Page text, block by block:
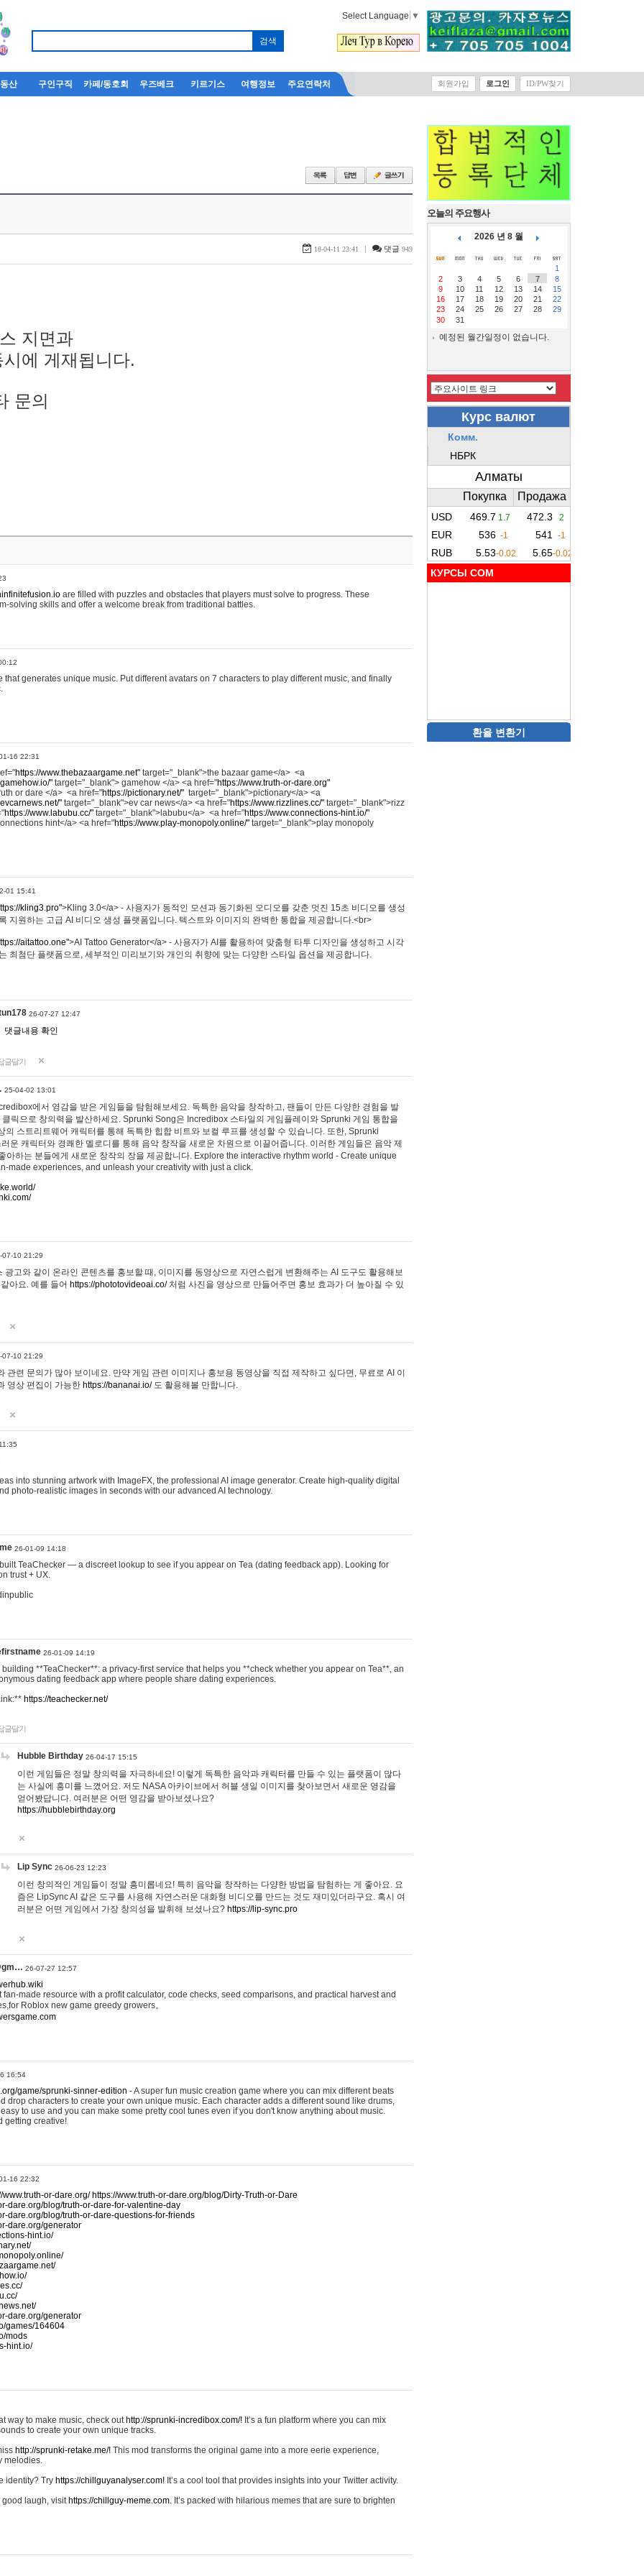
Select Language ▼
산 구인구직 카페/동호회 우즈베크 키르기스 여행정보 주요연락처 회원가입 로그인 ID/PW찾기
18-04-11 23:41 | 댓글 949
지면과
에 게재됩니다.
문의
are filled with puzzles and obstacles that players must solve to progress. These
solving skills and offer a welcome break from traditional battles.
that generates unique music. Put different avatars on 7 characters to play different music, and finally
16 22:31
https://www.thebazaargame.net" target="_blank">the bazaar game</a> <a
" target="_blank"> gamehow </a> <a href="https://www.truth-or-dare.org"
or dare </a> <a href="https://pictionary.net/" target="_blank">pictionary</a> <a
" target="_blank">ev car news</a> <a href="https://www.rizzlines.cc/" target="_blank">rizz
https://www.labubu.cc/" target="_blank">labubu</a> <a href="https://www.connections-hint.io/"
hint</a> <a href="https://www.play-monopoly.online/" target="_blank">play monopoly
01 15:41
kling3.pro">Kling 3.0</a> - 사용자가 동적인 모션과 동기화된 오디오를 갖춘 멋진 15초 비디오를 생성
지원하는 고급 AI 비디오 생성 플랫폼입니다. 텍스트와 이미지의 완벽한 통합을 제공합니다.<br>
aitattoo.one">AI Tattoo Generator</a> - 사용자가 AI를 활용하여 맞춤형 타투 디자인을 생성하고 시각
최첨단 플랫폼으로, 세부적인 미리보기와 개인의 취향에 맞는 다양한 스타일 옵션을 제공합니다.
26-07-27 12:47
댓글내용 확인
글달기
25-04-02 13:01
에서 영감을 받은 게임들을 탐험해보세요. 독특한 음악을 창작하고, 팬들이 만든 다양한 경험을 발
클릭으로 창의력을 발산하세요. Sprunki Song은 Incredibox 스타일의 게임플레이와 Sprunki 게임 통합을
의 스트리트웨어 캐릭터를 통해 독특한 힙합 비트와 보컬 루프를 생성할 수 있습니다. 또한, Sprunki
운 캐릭터와 경쾌한 멜로디를 통해 음악 창작을 새로운 차원으로 이끌어줍니다. 이러한 게임들은 음악 제
아하는 분들에게 새로운 창작의 장을 제공합니다. Explore the interactive rhythm world - Create unique
made experiences, and unleash your creativity with just a click.
07-10 21:29
광고와 같이 온라인 콘텐츠를 홍보할 때, 이미지를 동영상으로 자연스럽게 변환해주는 AI 도구도 활용해보
아요. 예를 들어 https://phototovideoai.co/처럼 사진을 영상으로 만들어주면 홍보 효과가 더 높아질 수 있
07-10 21:29
관련 문의가 많아 보이네요. 만약 게임 관련 이미지나 홍보용 동영상을 직접 제작하고 싶다면, 무료로 AI 이
영상 편집이 가능한 https://bananai.io/도 활용해볼 만합니다.
into stunning artwork with ImageFX, the professional AI image generator. Create high-quality digital
photo-realistic images in seconds with our advanced AI technology.
26-01-09 14:18
TeaChecker — a discreet lookup to see if you appear on Tea (dating feedback app). Looking for
trust + UX.
26-01-09 14:19
building **TeaChecker**: a privacy-first service that helps you **check whether you appear on Tea**, an
dating feedback app where people share dating experiences.
https://teachecker.net/
글달기
Hubble Birthday 26-04-17 15:15
이런 게임들은 정말 창의력을 자극하네요! 이렇게 독특한 음악과 캐릭터를 만들 수 있는 플랫폼이 많다
는 사실에 흥미를 느꼈어요. 저도 NASA 아카이브에서 허블 생일 이미지를 찾아보면서 새로운 영감을
얻어봤답니다. 여러분은 어떤 영감을 받아보셨나요?
https://hubblebirthday.org
Lip Sync 26-06-23 12:23
이런 창의적인 게임들이 정말 흥미롭네요! 특히 음악을 창작하는 다양한 방법을 탐험하는 게 좋아요. 요
즘은 LipSync AI 같은 도구를 사용해 자연스러운 대화형 비디오를 만드는 것도 재미있더라구요. 혹시 여
러분은 어떤 게임에서 가장 창의성을 발휘해 보셨나요? https://lip-sync.pro
26-07-27 12:57
made resource with a profit calculator, code checks, seed comparisons, and practical harvest and
Roblox new game greedy growers。
16:54
game/sprunki-sinner-edition - A super fun music creation game where you can mix different beats
drop characters to create your own unique music. Each character adds a different sound like drums,
to use and you can make some pretty cool tunes even if you don't know anything about music.
getting creative!
16 22:32
www.truth-or-dare.org/ https://www.truth-or-dare.org/blog/Dirty-Truth-or-Dare
dare.org/blog/truth-or-dare-for-valentine-day
dare.org/blog/truth-or-dare-questions-for-friends
dare.org/generator
hint.io/
dare.org/generator
games/164604
mods
hint.io/
way to make music, check out http://sprunki-incredibox.com/! It’s a fun platform where you can mix
to create your own unique tracks.
http://sprunki-retake.me/! This mod transforms the original game into a more eerie experience,
melodies.
identity? Try https://chillguyanalyser.com! It’s a cool tool that provides insights into your Twitter activity.
good laugh, visit https://chillguy-meme.com. It’s packed with hilarious memes that are sure to brighten
오늘의 주요행사
2026 년 8 월
1
2
3 4 5 6 7
8
9
10 11 12 13 14
15
16
17 18 19 20 21
22
23
24 25 26 27 28
29
30
31
예정된 월간일정이 없습니다.
КУРСЫ COM
환율 변환기